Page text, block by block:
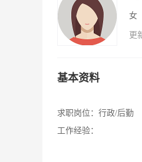
女
更
基本资料
求职岗位： 行政/后勤
工作经验：